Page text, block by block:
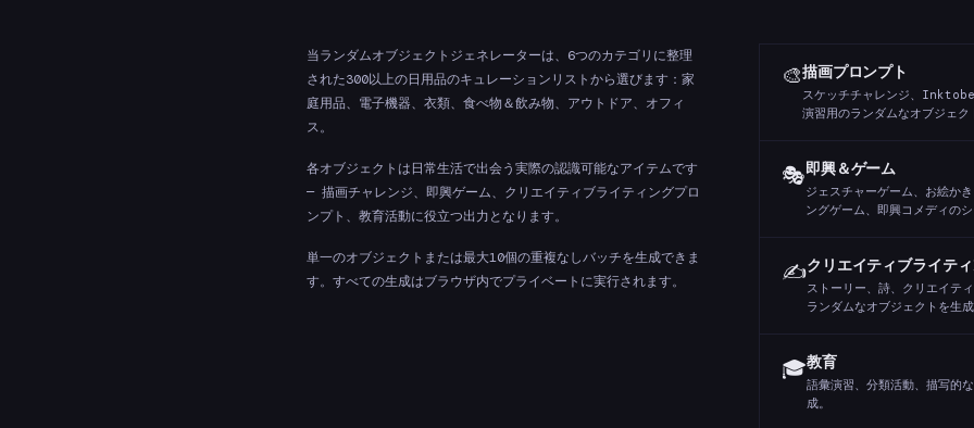
当ランダムオブジェクトジェネレーターは、6つのカテゴリに整理
された300以上の日用品のキュレーションリストから選びます：家
庭用品、電子機器、衣類、食べ物＆飲み物、アウトドア、オフィ
ス。
各オブジェクトは日常生活で出会う実際の認識可能なアイテムです
— 描画チャレンジ、即興ゲーム、クリエイティブライティングプロ
ンプト、教育活動に役立つ出力となります。
単一のオブジェクトまたは最大10個の重複なしバッチを生成できま
す。すべての生成はブラウザ内でプライベートに実行されます。
🎨描画プロンプト
スケッチチャレンジ、
演習用のランダムなオブジェク
🎭即興＆ゲーム
ジェスチャーゲーム、お絵か
ングゲーム、即興コメディのシ
✍️クリエイティブライテ
ストーリー、詩、クリエイテ
ランダムなオブジェクトを生成
🎓教育
語彙演習、分類活動、描写的
成。